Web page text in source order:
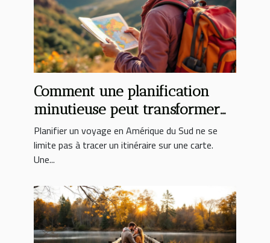
Comment une planification
minutieuse peut transformer
votre expérience en Amérique
du Sud ?
Planifier un voyage en Amérique du Sud ne se
limite pas à tracer un itinéraire sur une carte.
Une...